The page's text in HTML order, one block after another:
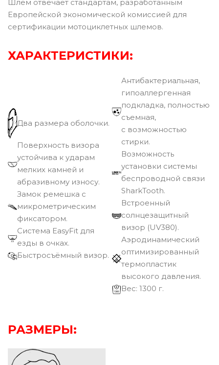
Шлем отвечает стандартам, разработанным
Европейской экономической комиссией для
сертификации мотоциклетных шлемов.
ХАРАКТЕРИСТИКИ:
Два размера оболочки.
Поверхность визора
устойчива к ударам
мелких камней и
абразивному износу.
Замок ремешка с
микрометрическим
фиксатором.
Cистема EasyFit для
езды в очках.
Быстросъёмный визор.
Антибактериальная,
гипоаллергенная
подкладка, полностью
съемная,
с возможностью
стирки.
Возможность
установки системы
беспроводной связи
SharkTooth.
Встроенный
солнцезащитный
визор (UV380).
Аэродинамический
оптимизированный
термопластик
высокого давления.
Вec: 1300 г.
РАЗМЕРЫ: